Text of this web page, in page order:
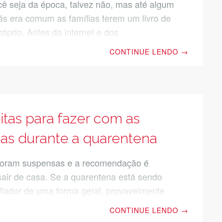
seja da época, talvez não, mas até algum
era comum as famílias terem um livro de
Antes da internet e dos
família. Hoje as coisas mudaram
obter uma inspiração do que preparar,
CONTINUE LENDO →
para fazer com as
durante a quarentena
suspensas e a recomendação é
de casa. Se a quarentena está sendo
de uma forma geral, provavelmente
CONTINUE LENDO →